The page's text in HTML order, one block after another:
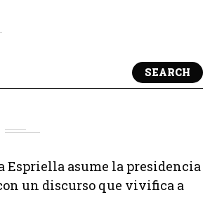
SEARCH
Espriella asume la presidencia
un discurso que vivifica a